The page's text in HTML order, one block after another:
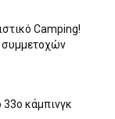
Camping!
συμμετοχών
33ο κάμπινγκ